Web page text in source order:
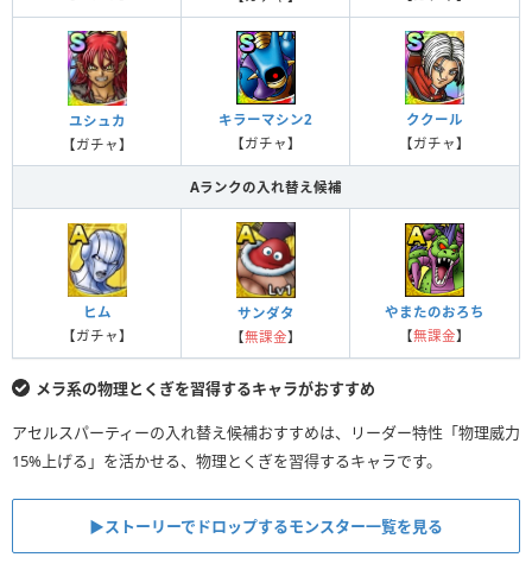
ユシュカ
【ガチャ】
キラーマシン2
【ガチャ】
ククール
【ガチャ】
Aランクの入れ替え候補
ヒム
【ガチャ】
サンダタ
【無課金】
やまたのおろち
【無課金】
メラ系の物理とくぎを習得するキャラがおすすめ
アセルスパーティーの入れ替え候補おすすめは、リーダー特性「物理威力
15%上げる」を活かせる、物理とくぎを習得するキャラです。
▶︎ストーリーでドロップするモンスター一覧を見る